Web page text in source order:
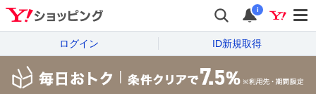
i
ログイン ID新規取得